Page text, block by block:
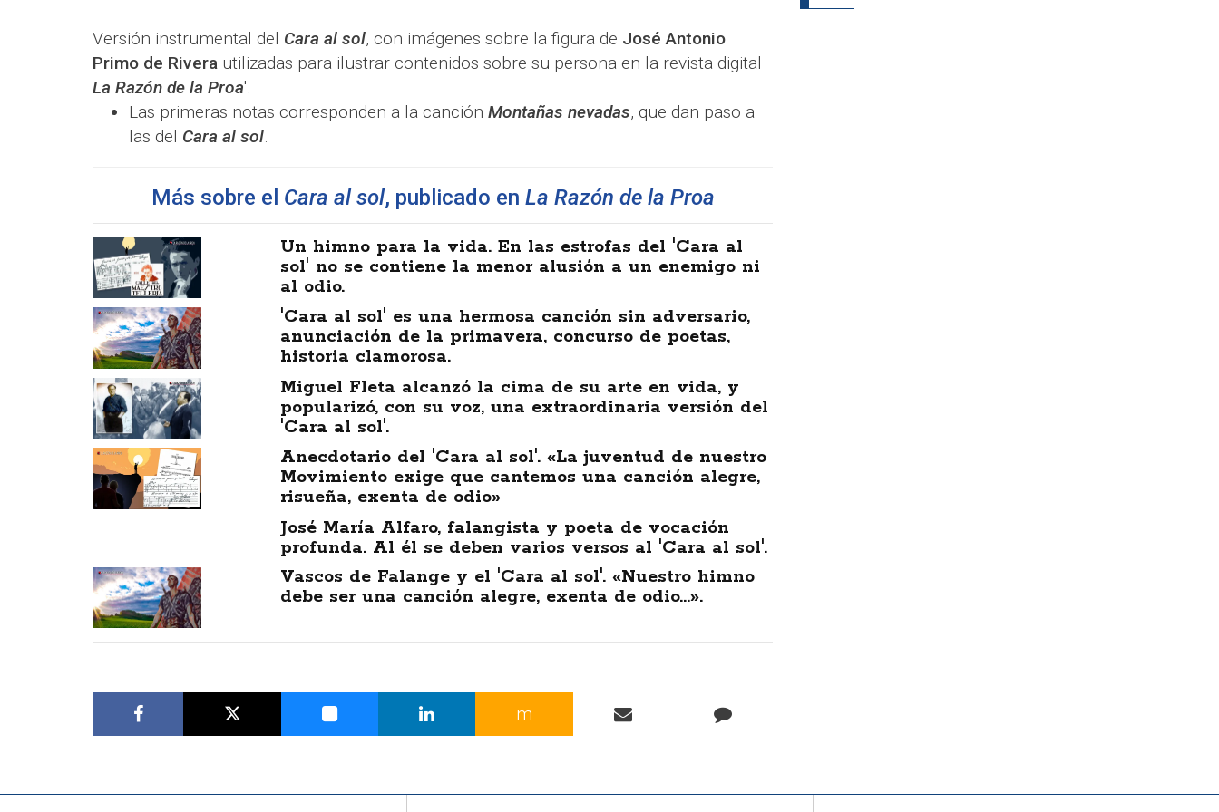
Versión instrumental del Cara al sol, con imágenes sobre la figura de José Antonio
Primo de Rivera utilizadas para ilustrar contenidos sobre su persona en la revista digital
La Razón de la Proa'.
Las primeras notas corresponden a la canción Montañas nevadas, que dan paso a
las del Cara al sol.
Más sobre el Cara al sol, publicado en La Razón de la Proa
Un himno para la vida. En las estrofas del 'Cara al
sol' no se contiene la menor alusión a un enemigo ni
al odio.
'Cara al sol' es una hermosa canción sin adversario,
anunciación de la primavera, concurso de poetas,
historia clamorosa.
Miguel Fleta alcanzó la cima de su arte en vida, y
popularizó, con su voz, una extraordinaria versión del
'Cara al sol'.
Anecdotario del 'Cara al sol'. «La juventud de nuestro
Movimiento exige que cantemos una canción alegre,
risueña, exenta de odio»
José María Alfaro, falangista y poeta de vocación
profunda. Al él se deben varios versos al 'Cara al sol'.
Vascos de Falange y el 'Cara al sol'. «Nuestro himno
debe ser una canción alegre, exenta de odio...».
m